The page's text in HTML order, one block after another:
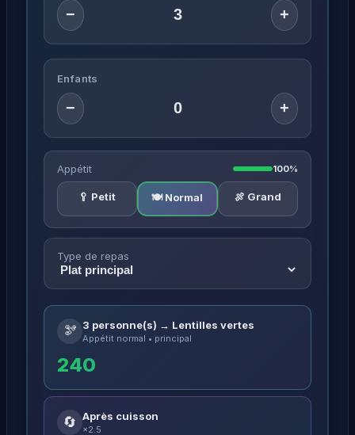
− +
Enfants
− +
Appétit 100%
🥄 Petit 🍽️ Normal 🍖 Grand
Type de repas
🫘 3 personne(s) → Lentilles vertes
Appétit normal • principal
240
🔄 Après cuisson
×2.5